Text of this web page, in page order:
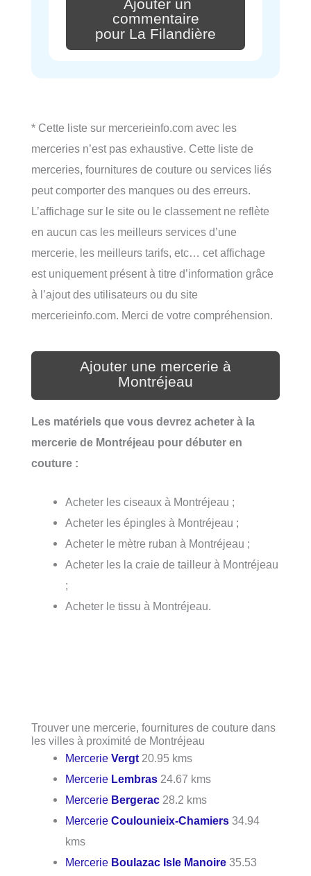
Ajouter un
commentaire
pour La Filandière
* Cette liste sur mercerieinfo.com avec les
merceries n’est pas exhaustive. Cette liste de
merceries, fournitures de couture ou services liés
peut comporter des manques ou des erreurs.
L’affichage sur le site ou le classement ne reflète
en aucun cas les meilleurs services d’une
mercerie, les meilleurs tarifs, etc… cet affichage
est uniquement présent à titre d’information grâce
à l’ajout des utilisateurs ou du site
mercerieinfo.com. Merci de votre compréhension.
Ajouter une mercerie à
Montréjeau
Les matériels que vous devrez acheter à la
mercerie de Montréjeau pour débuter en
couture :
Acheter les ciseaux à Montréjeau ;
Acheter les épingles à Montréjeau ;
Acheter le mètre ruban à Montréjeau ;
Acheter les la craie de tailleur à Montréjeau
;
Acheter le tissu à Montréjeau.
Trouver une mercerie, fournitures de couture dans
les villes à proximité de Montréjeau
MercerieVergt 20.95 kms
Mercerie Lembras 24.67 kms
Mercerie Bergerac 28.2 kms
MercerieCoulounieix-Chamiers 34.94
kms
Mercerie Boulazac Isle Manoire 35.53